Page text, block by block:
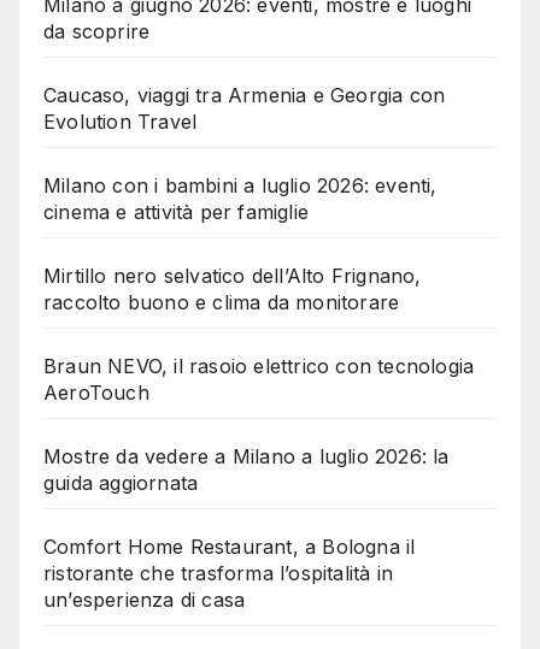
da scoprire
Caucaso, viaggi tra Armenia e Georgia con
Evolution Travel
Milano con i bambini a luglio 2026: eventi,
cinema e attività per famiglie
Mirtillo nero selvatico dell’Alto Frignano,
raccolto buono e clima da monitorare
Braun NEVO, il rasoio elettrico con tecnologia
AeroTouch
Mostre da vedere a Milano a luglio 2026: la
guida aggiornata
Comfort Home Restaurant, a Bologna il
ristorante che trasforma l’ospitalità in
un’esperienza di casa